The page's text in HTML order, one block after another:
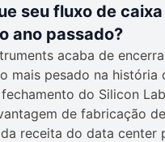
seu fluxo de
ano passado?
acaba de
mais pesado na história
do Silicon
de fabricação
receita do data center